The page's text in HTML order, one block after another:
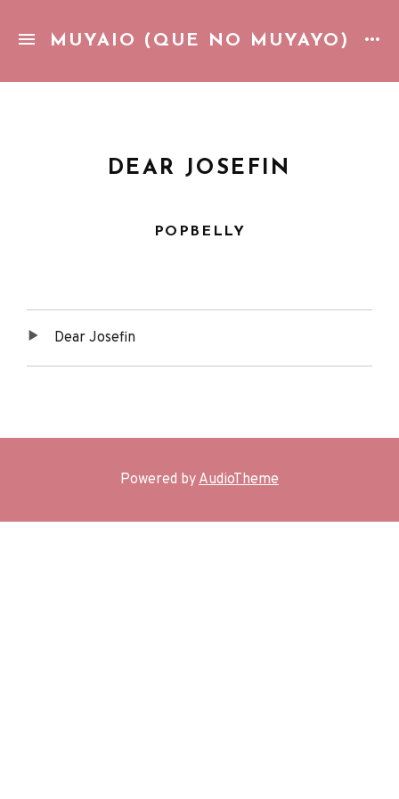
MUYAIO (QUE NO MUYAYO)
DEAR JOSEFIN
POPBELLY
Dear Josefin
Powered by AudioTheme